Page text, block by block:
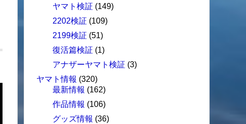
ヤマト検証 (149)
2202検証 (109)
2199検証 (51)
復活篇検証 (1)
アナザーヤマト検証 (3)
ヤマト情報 (320)
最新情報 (162)
作品情報 (106)
グッズ情報 (36)